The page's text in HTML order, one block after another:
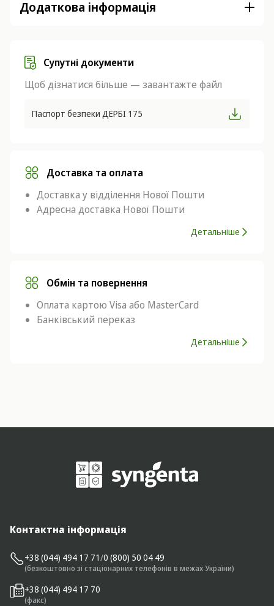
Додаткова інформація
Супутні документи
Щоб дізнатися більше — завантажте файл
Паспорт безпеки ДЕРБІ 175
Доставка та оплата
Доставка у відділення Нової Пошти
Адресна доставка Нової Пошти
Детальніше
Обмін та повернення
Оплата картою Visa або MasterCard
Банківський переказ
Детальніше
Контактна інформація
+38 (044) 494 17 71/0 (800) 50 04 49
(безкоштовно зі стаціонарних телефонів в межах України)
+38 (044) 494 17 70
(факс)